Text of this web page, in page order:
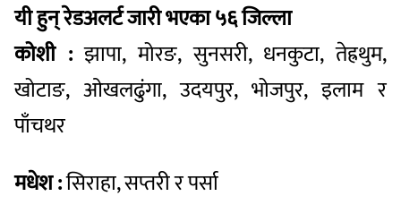
यी हुन् रेडअलर्ट जारी भएका ५६ जिल्ला
कोशी :झापा, मोरङ, सुनसरी, धनकुटा, तेह्रथुम,
खोटाङ, ओखलढुंगा, उदयपुर, भोजपुर, इलाम र
पाँचथर
मधेश :सिराहा, सप्तरी र पर्सा